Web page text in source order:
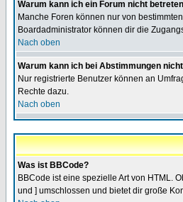
Warum kann ich ein Forum nicht
Manche Foren können nur von
Boardadministrator können dir die
Nach oben
Warum kann ich bei Abstimmungen
Nur registrierte Benutzer können an
Rechte dazu.
Nach oben
Was ist BBCode?
BBCode ist eine spezielle Art von HTML.
und ] umschlossen und bietet dir große